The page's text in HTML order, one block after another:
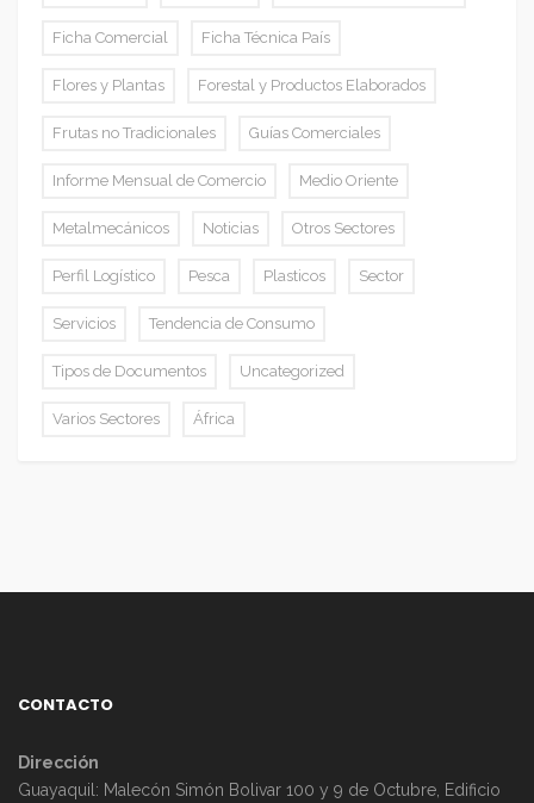
Ficha Comercial Ficha Técnica País
Flores y Plantas Forestal y Productos Elaborados
Frutas no Tradicionales Guías Comerciales
Informe Mensual de Comercio Medio Oriente
Metalmecánicos Noticias Otros Sectores
Perfil Logístico Pesca Plasticos Sector
Servicios Tendencia de Consumo
Tipos de Documentos Uncategorized
Varios Sectores África
CONTACTO
Dirección
Guayaquil: Malecón Simón Bolivar 100 y 9 de Octubre, Edificio